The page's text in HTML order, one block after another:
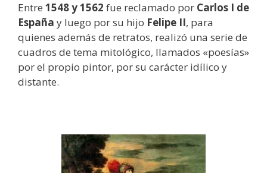
Entre 1548 y 1562 fue reclamado por Carlos I de
España y luego por su hijo Felipe II, para
quienes además de retratos, realizó una serie de
cuadros de tema mitológico, llamados «poesías»
por el propio pintor, por su carácter idílico y
distante.